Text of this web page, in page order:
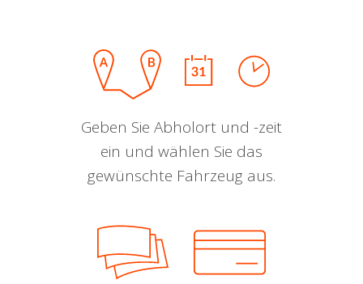
Geben Sie Abholort und -zeit
ein und wählen Sie das
gewünschte Fahrzeug aus.